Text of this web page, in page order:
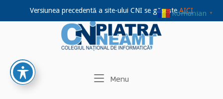
Versiunea precedentă a site-ului CNI se găseșteAICI
Home
Menu
Romanian ▼